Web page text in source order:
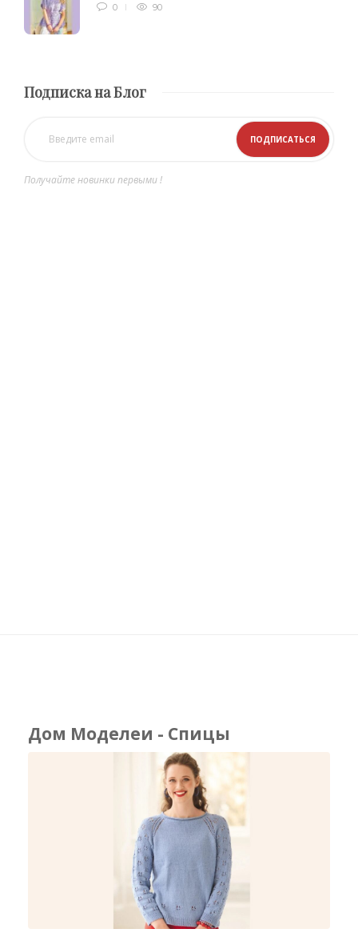
0 90
Подписка на Блог
Получайте новинки первыми !
Дом Моделеи - Спицы